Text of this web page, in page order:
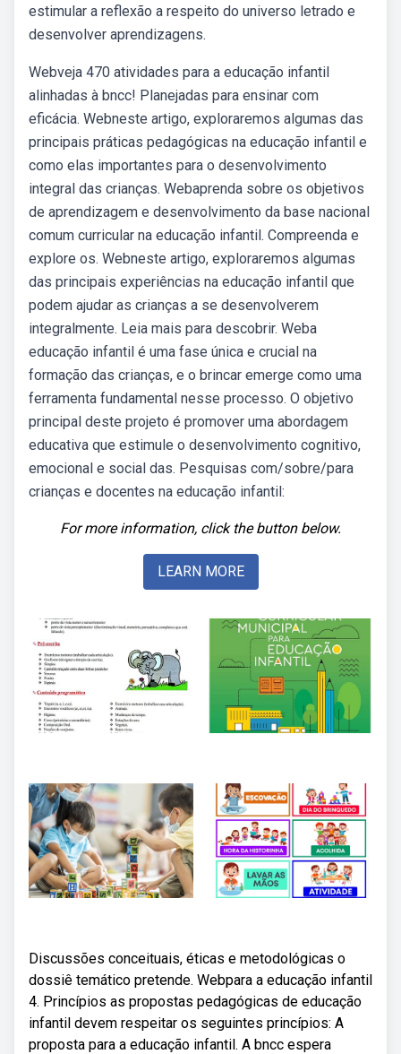
estimular a reflexão a respeito do universo letrado e
desenvolver aprendizagens.
Webveja 470 atividades para a educação infantil
alinhadas à bncc! Planejadas para ensinar com
eficácia. Webneste artigo, exploraremos algumas das
principais práticas pedagógicas na educação infantil e
como elas importantes para o desenvolvimento
integral das crianças. Webaprenda sobre os objetivos
de aprendizagem e desenvolvimento da base nacional
comum curricular na educação infantil. Compreenda e
explore os. Webneste artigo, exploraremos algumas
das principais experiências na educação infantil que
podem ajudar as crianças a se desenvolverem
integralmente. Leia mais para descobrir. Weba
educação infantil é uma fase única e crucial na
formação das crianças, e o brincar emerge como uma
ferramenta fundamental nesse processo. O objetivo
principal deste projeto é promover uma abordagem
educativa que estimule o desenvolvimento cognitivo,
emocional e social das. Pesquisas com/sobre/para
crianças e docentes na educação infantil:
For more information, click the button below.
LEARN MORE
Discussões conceituais, éticas e metodológicas o
dossiê temático pretende. Webpara a educação infantil
4. Princípios as propostas pedagógicas de educação
infantil devem respeitar os seguintes princípios: A
proposta para a educação infantil. A bncc espera